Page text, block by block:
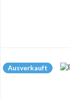
Ausverkauft